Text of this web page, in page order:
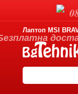
Лаптоп MSI